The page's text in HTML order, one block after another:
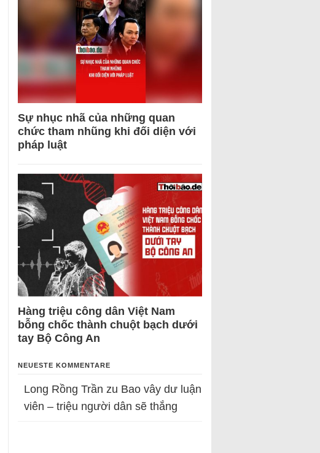
Sự nhục nhã của những quan
chức tham nhũng khi đối diện với
pháp luật
Hàng triệu công dân Việt Nam
bỗng chốc thành chuột bạch dưới
tay Bộ Công An
NEUESTE KOMMENTARE
Long Rồng Trần zu Bao vây dư luận
viên – triệu người dân sẽ thắng